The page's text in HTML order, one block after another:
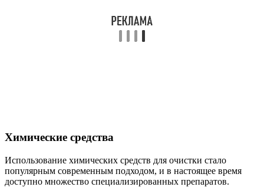
Химические средства
Использование химических средств для очистки стало
популярным современным подходом, и в настоящее время
доступно множество специализированных препаратов.